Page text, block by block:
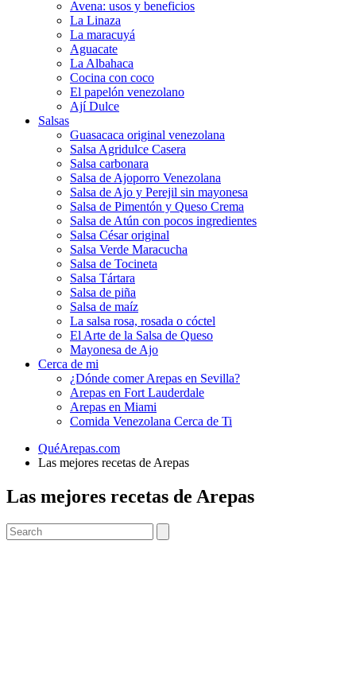
Avena: usos y beneficios
La Linaza
La maracuyá
Aguacate
La Albahaca
Cocina con coco
El papelón venezolano
Ají Dulce
Salsas
Guasacaca original venezolana
Salsa Agridulce Casera
Salsa carbonara
Salsa de Ajoporro Venezolana
Salsa de Ajo y Perejil sin mayonesa
Salsa de Pimentón y Queso Crema
Salsa de Atún con pocos ingredientes
Salsa César original
Salsa Verde Maracucha
Salsa de Tocineta
Salsa Tártara
Salsa de piña
Salsa de maíz
La salsa rosa, rosada o cóctel
El Arte de la Salsa de Queso
Mayonesa de Ajo
Cerca de mi
¿Dónde comer Arepas en Sevilla?
Arepas en Fort Lauderdale
Arepas en Miami
Comida Venezolana Cerca de Ti
QuéArepas.com
Las mejores recetas de Arepas
Las mejores recetas de Arepas